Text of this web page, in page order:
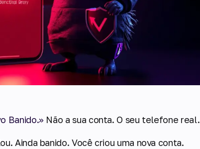
Banido.» Não a sua conta. O seu telefone real.
Ainda banido. Você criou uma nova conta.